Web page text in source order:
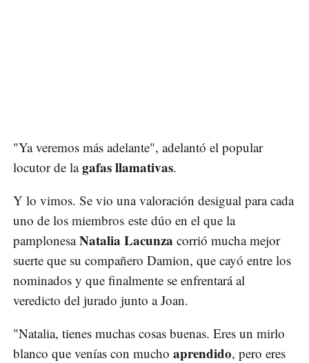
"Ya veremos más adelante", adelantó el popular
locutor de lagafas llamativas.
Y lo vimos. Se vio una valoración desigual para cada
uno de los miembros este dúo en el que la
pamplonesaNatalia Lacunza corrió mucha mejor
suerte que su compañero Damion, que cayó entre los
nominados y que finalmente se enfrentará al
veredicto del jurado junto a Joan.
"Natalia, tienes muchas cosas buenas. Eres un mirlo
blanco que venías con mucho aprendido, pero eres